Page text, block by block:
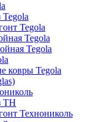
Tegola
Tegola
Tegola
ковры Tegola
ТН
Технониколь